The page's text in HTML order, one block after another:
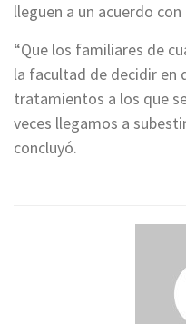
lleguen a un acuerdo
“Que los familiares de
la facultad de decidir en
tratamientos a los que
veces llegamos a
concluyó.